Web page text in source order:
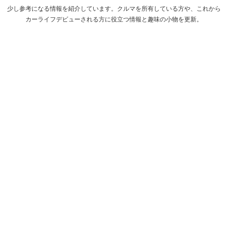
少し参考になる情報を紹介しています。クルマを所有している方や、これから
カーライフデビューされる方に役立つ情報と趣味の小物を更新。